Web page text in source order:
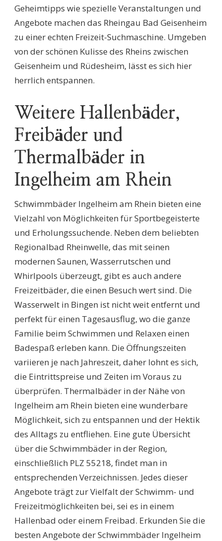
Geheimtipps wie spezielle Veranstaltungen und
Angebote machen das Rheingau Bad Geisenheim
zu einer echten Freizeit-Suchmaschine. Umgeben
von der schönen Kulisse des Rheins zwischen
Geisenheim und Rüdesheim, lässt es sich hier
herrlich entspannen.
Weitere Hallenbäder,
Freibäder und
Thermalbäder in
Ingelheim am Rhein
Schwimmbäder Ingelheim am Rhein bieten eine
Vielzahl von Möglichkeiten für Sportbegeisterte
und Erholungssuchende. Neben dem beliebten
Regionalbad Rheinwelle, das mit seinen
modernen Saunen, Wasserrutschen und
Whirlpools überzeugt, gibt es auch andere
Freizeitbäder, die einen Besuch wert sind. Die
Wasserwelt in Bingen ist nicht weit entfernt und
perfekt für einen Tagesausflug, wo die ganze
Familie beim Schwimmen und Relaxen einen
Badespaß erleben kann. Die Öffnungszeiten
variieren je nach Jahreszeit, daher lohnt es sich,
die Eintrittspreise und Zeiten im Voraus zu
überprüfen. Thermalbäder in der Nähe von
Ingelheim am Rhein bieten eine wunderbare
Möglichkeit, sich zu entspannen und der Hektik
des Alltags zu entfliehen. Eine gute Übersicht
über die Schwimmbäder in der Region,
einschließlich PLZ 55218, findet man in
entsprechenden Verzeichnissen. Jedes dieser
Angebote trägt zur Vielfalt der Schwimm- und
Freizeitmöglichkeiten bei, sei es in einem
Hallenbad oder einem Freibad. Erkunden Sie die
besten Angebote der Schwimmbäder Ingelheim